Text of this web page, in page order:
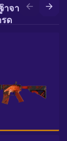
าจากการอัป
รด